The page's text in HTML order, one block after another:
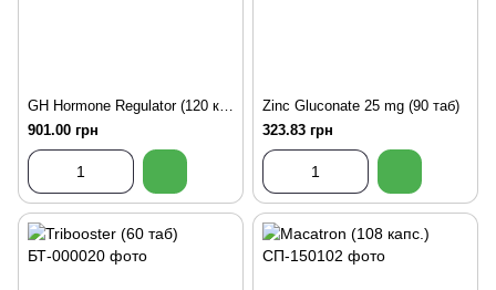
901.00 грн
Zinc Gluconate 25 mg (90 таб)
323.83 грн